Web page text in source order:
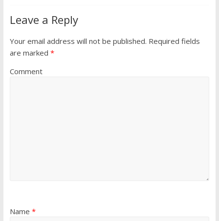
Leave a Reply
Your email address will not be published. Required fields
are marked *
Comment
Name *